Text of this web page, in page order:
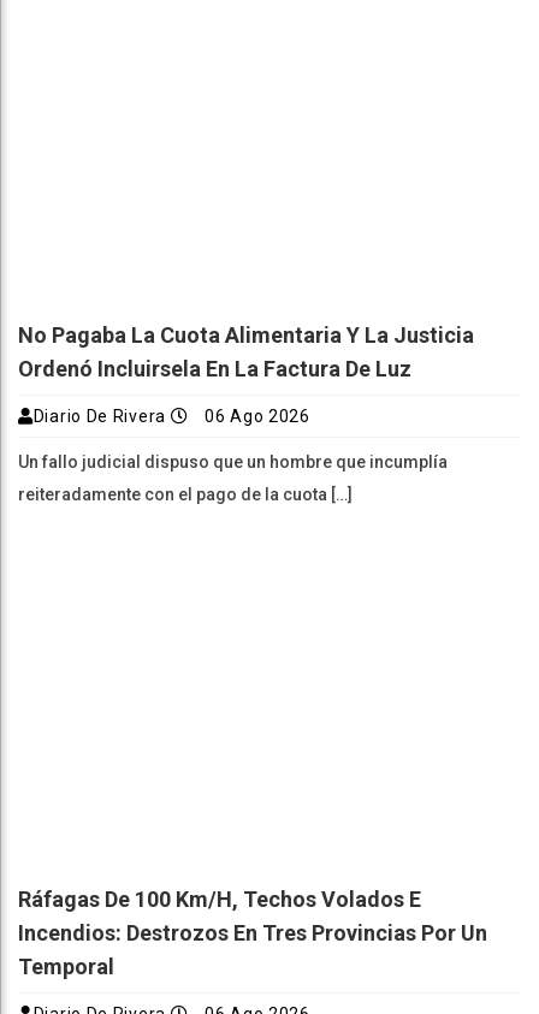
No Pagaba La Cuota Alimentaria Y La Justicia
Ordenó Incluirsela En La Factura De Luz
Diario De Rivera 06 Ago 2026
Un fallo judicial dispuso que un hombre que incumplía
reiteradamente con el pago de la cuota […]
Ráfagas De 100 Km/h, Techos Volados E
Incendios: Destrozos En Tres Provincias Por Un
Temporal